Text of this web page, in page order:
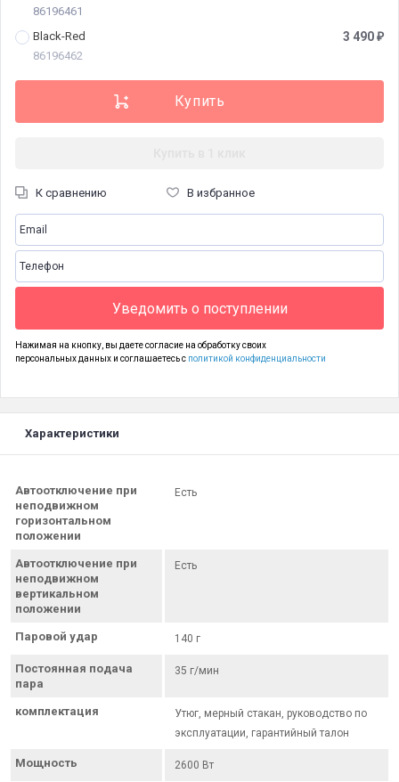
86196461
3 490 ₽
Black-Red
86196462
К сравнению В избранное
Уведомить о поступлении
Нажимая на кнопку, вы даете согласие на обработку своих
персональных данных и соглашаетесь с политикой конфиденциальности
Характеристики
Автоотключение при
неподвижном
горизонтальном
положении
Есть
Автоотключение при
неподвижном
вертикальном
положении
Есть
Паровой удар 140 г
Постоянная подача
пара
35 г/мин
комплектация
Утюг, мерный стакан, руководство по
эксплуатации, гарантийный талон
Мощность 2600 Вт